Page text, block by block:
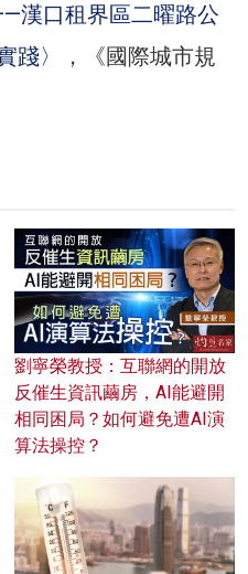
漢口租界區二曜路公
踐〉
，《國際城市規
劉寧榮教授：互聯網的開放
反催生資訊繭房，AI能避開
相同困局？如何避免遭AI演
算法操控？